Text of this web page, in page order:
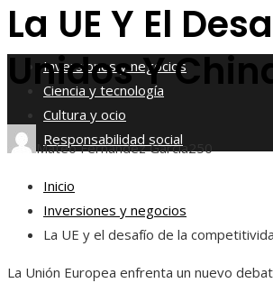
Responsabilidad social
Inversiones y negocios
Ciencia y tecnología
Cultura y ocio
Responsabilidad social
La UE Y El
Unidos Y
Mateo Fernández García250
Inicio
Inversiones y negocios
La UE y el desafío de la
La Unión Europea enfrenta un nuevo